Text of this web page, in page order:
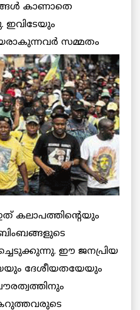
കാണാതെ
സമ്മതം
കലാപത്തിന്റെയും
ഈ ജനപ്രിയ
ദേശീയതയേയും